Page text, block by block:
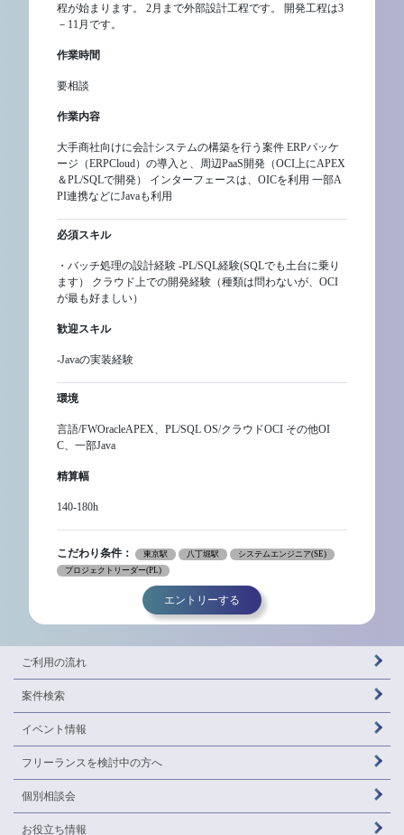
程が始まります。 2月まで外部設計工程です。 開発工程は3
－11月です。
作業時間
要相談
作業内容
大手商社向けに会計システムの構築を行う案件 ERPパッケ
ージ（ERPCloud）の導入と、周辺PaaS開発（OCI上にAPEX
＆PL/SQLで開発） インターフェースは、OICを利用 一部A
PI連携などにJavaも利用
必須スキル
・バッチ処理の設計経験 -PL/SQL経験(SQLでも土台に乗り
ます） クラウド上での開発経験（種類は問わないが、OCI
が最も好ましい）
歓迎スキル
-Javaの実装経験
環境
言語/FWOracleAPEX、PL/SQL OS/クラウドOCI その他OI
C、一部Java
精算幅
140-180h
こだわり条件： 東京駅 八丁堀駅
システムエンジニア(SE)
プロジェクトリーダー(PL)
エントリーする
ご利用の流れ
案件検索
イベント情報
フリーランスを検討中の方へ
個別相談会
お役立ち情報